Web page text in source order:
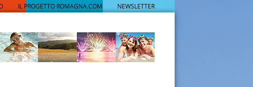
IL PROGETTO ROMAGNA.COM NEWSLETTER